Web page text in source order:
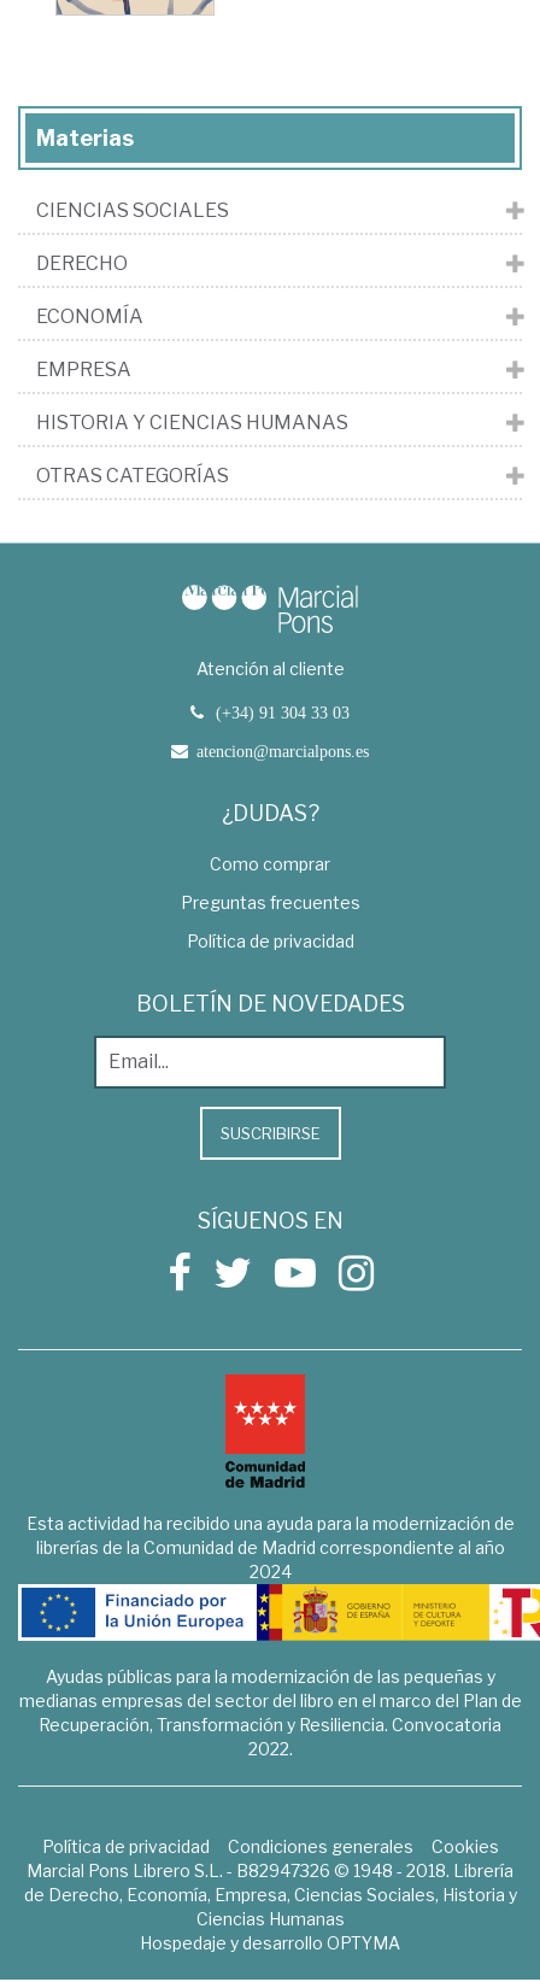
Materias
CIENCIAS SOCIALES
DERECHO
ECONOMÍA
EMPRESA
HISTORIA Y CIENCIAS HUMANAS
OTRAS CATEGORÍAS
Atención al cliente
(+34) 91 304 33 03
atencion@marcialpons.es
¿DUDAS?
Como comprar
Preguntas frecuentes
Política de privacidad
BOLETÍN DE NOVEDADES
SUSCRIBIRSE
SÍGUENOS EN
Esta actividad ha recibido una ayuda para la modernización de
librerías de la Comunidad de Madrid correspondiente al año
2024
Ayudas públicas para la modernización de las pequeñas y
medianas empresas del sector del libro en el marco del Plan de
Recuperación, Transformación y Resiliencia. Convocatoria
2022.
Política de privacidad Condiciones generales
Cookies
Marcial Pons Librero S.L. - B82947326 © 1948 - 2018. Librería
de Derecho, Economía, Empresa, Ciencias Sociales, Historia y
Ciencias Humanas
Hospedaje y desarrollo OPTYMA